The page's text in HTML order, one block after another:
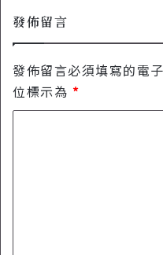
發佈留言
發佈留言必須填寫的電
位標示為 *